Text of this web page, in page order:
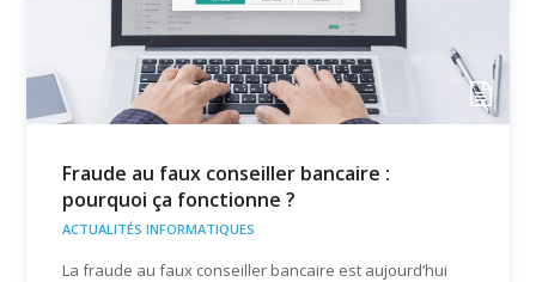
Fraude au faux conseiller bancaire :
pourquoi ça fonctionne ?
ACTUALITÉS INFORMATIQUES
La fraude au faux conseiller bancaire est aujourd’hui